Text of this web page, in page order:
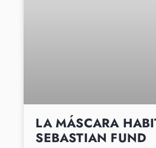
LA MÁSCARA
SEBASTIAN FUND